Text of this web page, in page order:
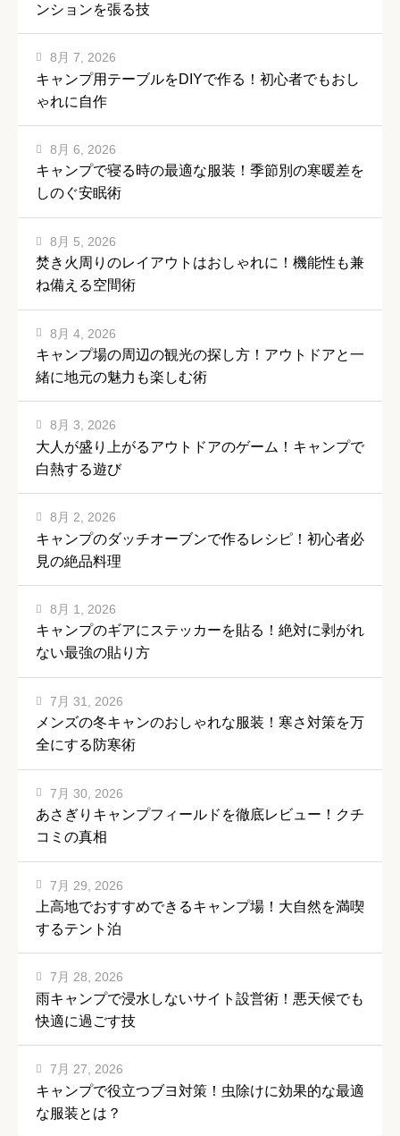
ンションを張る技
キャンプ用テーブルをDIYで作る！初心者でもおし
ゃれに自作
8月 7, 2026
キャンプで寝る時の最適な服装！季節別の寒暖差を
しのぐ安眠術
8月 6, 2026
焚き火周りのレイアウトはおしゃれに！機能性も兼
ね備える空間術
8月 5, 2026
キャンプ場の周辺の観光の探し方！アウトドアと一
緒に地元の魅力も楽しむ術
8月 4, 2026
大人が盛り上がるアウトドアのゲーム！キャンプで
白熱する遊び
8月 3, 2026
キャンプのダッチオーブンで作るレシピ！初心者必
見の絶品料理
8月 2, 2026
キャンプのギアにステッカーを貼る！絶対に剥がれ
ない最強の貼り方
8月 1, 2026
メンズの冬キャンのおしゃれな服装！寒さ対策を万
全にする防寒術
7月 31, 2026
あさぎりキャンプフィールドを徹底レビュー！クチ
コミの真相
7月 30, 2026
上高地でおすすめできるキャンプ場！大自然を満喫
するテント泊
7月 29, 2026
雨キャンプで浸水しないサイト設営術！悪天候でも
快適に過ごす技
7月 28, 2026
キャンプで役立つブヨ対策！虫除けに効果的な最適
な服装とは？
7月 27, 2026